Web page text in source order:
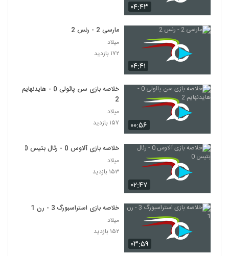
۰۴:۴۳
۰۴:۴۱
مارسی 2 - رنس 2
میلاد
۱۷۲ بازدید
۰۰:۵۶
خلاصه بازی سن پائولی 0 - هایدنهایم
2
میلاد
۱۵۷ بازدید
۰۲:۴۷
خلاصه بازی آلاوس 0 - رئال بتیس 0
میلاد
۱۵۳ بازدید
۰۳:۵۹
خلاصه بازی استراسبورگ 3 - رن 1
میلاد
۱۵۲ بازدید